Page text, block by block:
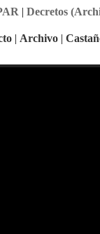
| Decretos
| Archivo |